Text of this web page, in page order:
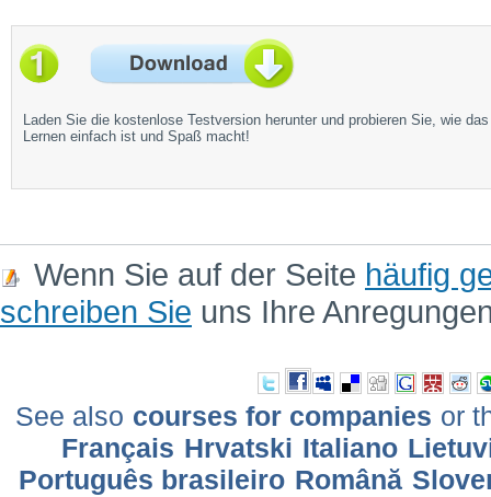
Laden Sie die kostenlose Testversion herunter und probieren Sie, wie das
Lernen einfach ist und Spaß macht!
Wenn Sie auf der Seite häufig
schreiben Sie uns Ihre
See also courses for companies or
Français Hrvatski Italiano
Português brasileiro Română